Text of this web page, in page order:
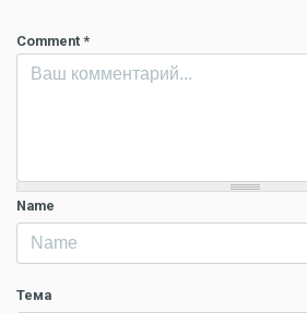
Comment *
Name
Тема